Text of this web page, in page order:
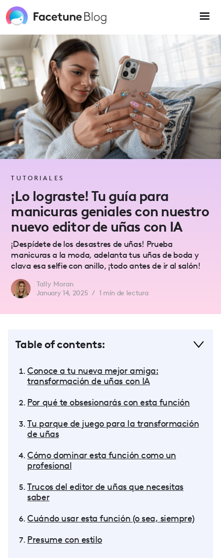
note:
This
includes
accessibility
system.
TUTORIALES
¡Lo lograste! Tu guía para
manicuras geniales con nuestro
nuevo editor de uñas con IA
¡Despídete de los desastres de uñas! Prueba
manicuras a la moda, adelanta tus uñas de boda y
clava esa selfie con anillo, ¡todo antes de ir al salón!
Tally Moran
January 14, 2025 / 1 min de lectura
Table of contents:
Conoce a tu nueva mejor amiga:
transformación de uñas con IA
Por qué te obsesionarás con esta función
Tu parque de juego para la transformación
de uñas
Cómo dominar esta función como un
profesional
Trucos del editor de uñas que necesitas
saber
Cuándo usar esta función (o sea, siempre)
Presume con estilo